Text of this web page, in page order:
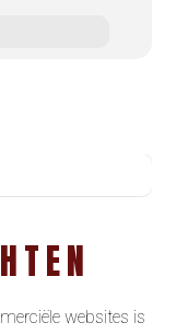
websites is